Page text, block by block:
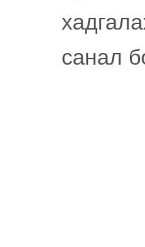
санал